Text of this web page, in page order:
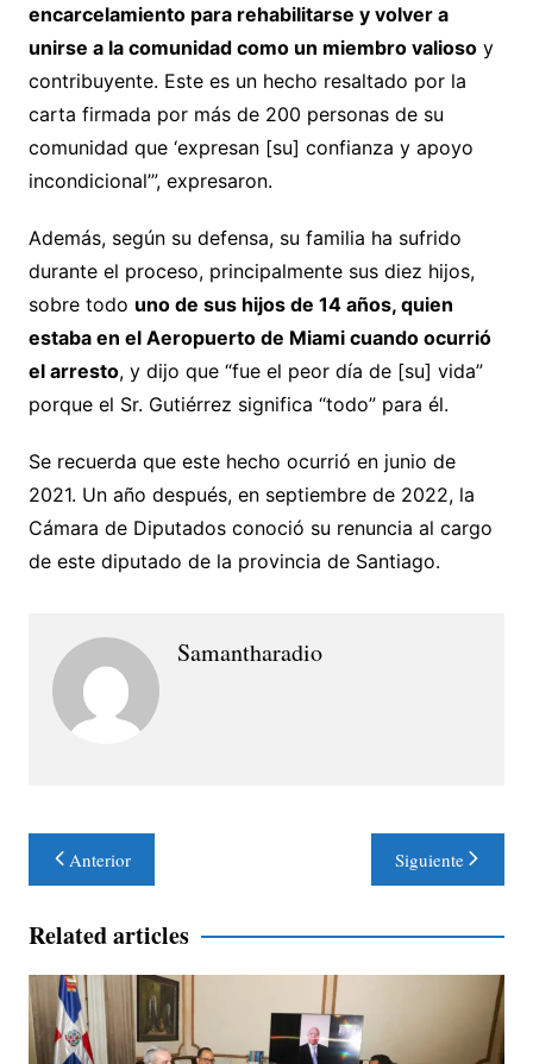
encarcelamiento para rehabilitarse y volver a
unirse a la comunidad como un miembro valiosoy
contribuyente. Este es un hecho resaltado por la
carta firmada por más de 200 personas de su
comunidad que ‘expresan [su] confianza y apoyo
incondicional’”, expresaron.
Además, según su defensa, su familia ha sufrido
durante el proceso, principalmente sus diez hijos,
sobre todo uno de sus hijos de 14 años, quien
estaba en el Aeropuerto de Miami cuando ocurrió
el arresto, y dijo que “fue el peor día de [su] vida”
porque el Sr. Gutiérrez significa “todo” para él.
Se recuerda que este hecho ocurrió en junio de
2021. Un año después, en septiembre de 2022, la
Cámara de Diputados conoció su renuncia al cargo
de este diputado de la provincia de Santiago.
Samantharadio
Navegación
de
entradas
Anterior Siguiente
Related articles